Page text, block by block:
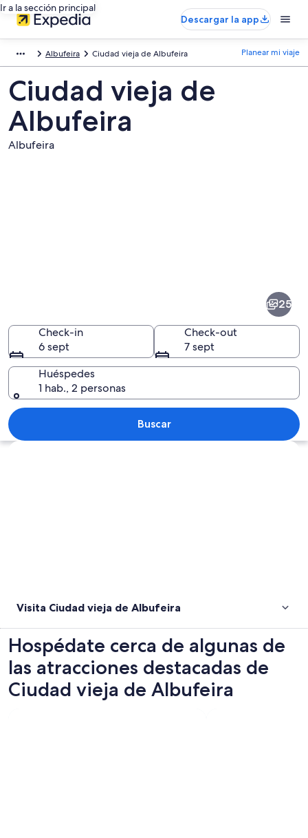
Ir a la sección principal
Descargar la app
Albufeira Ciudad vieja de Albufeira Planear mi viaje
Ciudad vieja de
Albufeira
Albufeira
de
Albufeira
Un pueblo costero con edificios de
25
Check-in
6 sept
Check-out
7 sept
Huéspedes
1 hab., 2 personas
Buscar
Ver mapa
Visita Ciudad vieja de Albufeira
Hospédate cerca de algunas de
las atracciones destacadas de
Ciudad vieja de Albufeira